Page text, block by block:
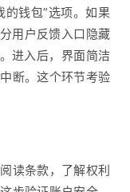
的钱包”选项。如果
用户反馈入口隐藏
进入后，界面简洁
断。这个环节考验
读条款，了解权利